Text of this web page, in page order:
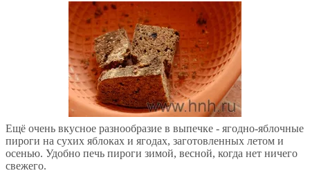
Ещё очень вкусное разнообразие в выпечке - ягодно-яблочные
пироги на сухих яблоках и ягодах, заготовленных летом и
осенью. Удобно печь пироги зимой, весной, когда нет ничего
свежего.